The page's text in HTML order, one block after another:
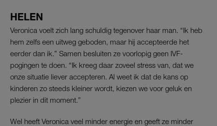
HELEN
Veronica voelt zich lang schuldig tegenover haar man. “Ik heb
hem zelfs een uitweg geboden, maar hij accepteerde het
eerder dan ik.” Samen besluiten ze voorlopig geen IVF-
pogingen te doen. “Ik kreeg daar zoveel stress van, dat we
onze situatie liever accepteren. Al weet ik dat de kans op
kinderen zo steeds kleiner wordt, kiezen we voor geluk en
plezier in dit moment.”
Wel heeft Veronica veel minder energie en geeft ze minder